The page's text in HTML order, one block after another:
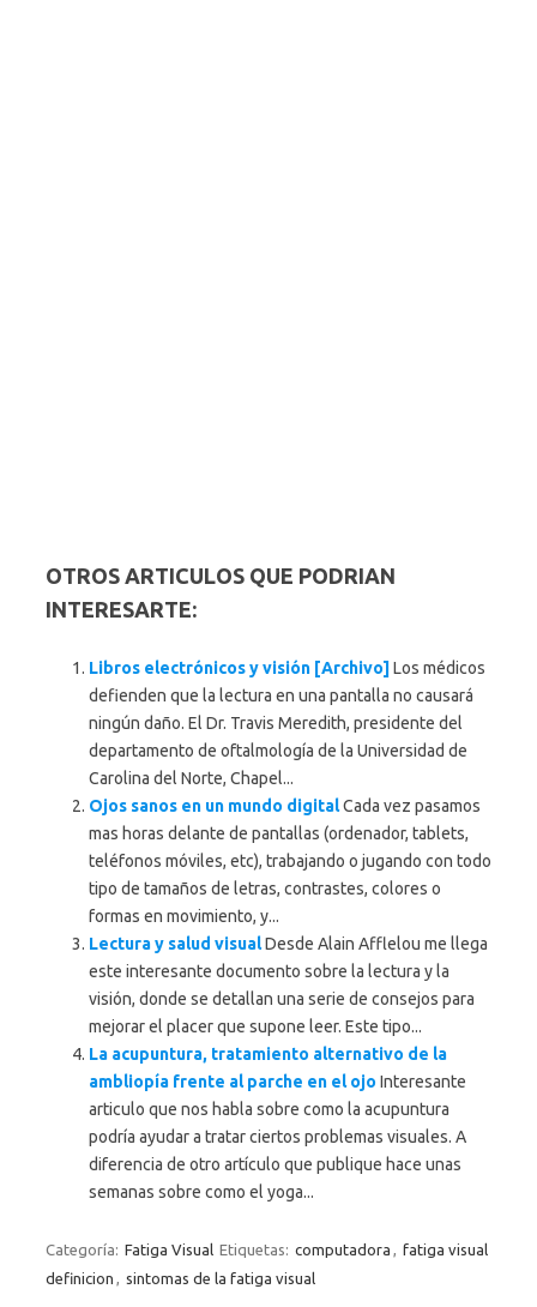
OTROS ARTICULOS QUE PODRIAN
INTERESARTE:
Libros electrónicos y visión [Archivo] Los médicos
defienden que la lectura en una pantalla no causará
ningún daño. El Dr. Travis Meredith, presidente del
departamento de oftalmología de la Universidad de
Carolina del Norte, Chapel...
Ojos sanos en un mundo digitalCada vez pasamos
mas horas delante de pantallas (ordenador, tablets,
teléfonos móviles, etc), trabajando o jugando con todo
tipo de tamaños de letras, contrastes, colores o
formas en movimiento, y...
Lectura y salud visualDesde Alain Afflelou me llega
este interesante documento sobre la lectura y la
visión, donde se detallan una serie de consejos para
mejorar el placer que supone leer. Este tipo...
La acupuntura, tratamiento alternativo de la
ambliopía frente al parche en el ojo Interesante
articulo que nos habla sobre como la acupuntura
podría ayudar a tratar ciertos problemas visuales. A
diferencia de otro artículo que publique hace unas
semanas sobre como el yoga...
Categoría: Fatiga Visual Etiquetas: computadora , fatiga visual
definicion , sintomas de la fatiga visual